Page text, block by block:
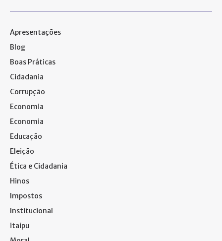
Apresentações
Blog
Boas Práticas
Cidadania
Corrupção
Economia
Economia
Educação
Eleição
Ética e Cidadania
Hinos
Impostos
Institucional
itaipu